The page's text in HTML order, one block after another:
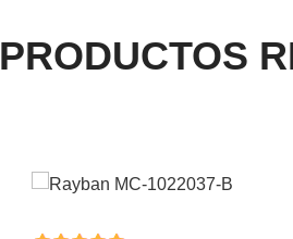
PRODUCTOS